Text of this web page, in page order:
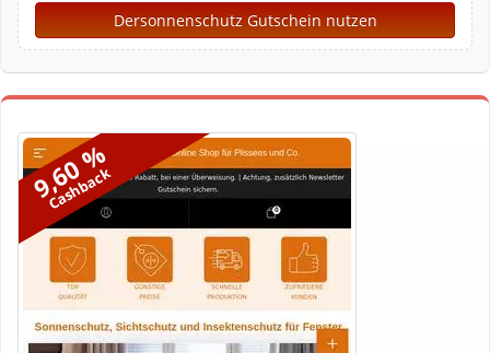
Dersonnenschutz Gutschein nutzen
9,60 %
Cashback